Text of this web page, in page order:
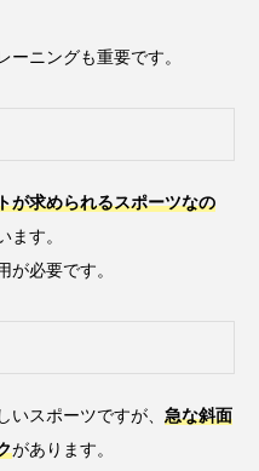
ニングも重要です。
が求められるスポーツなの
ます。
必要です。
いスポーツですが、 急な斜面
があります。